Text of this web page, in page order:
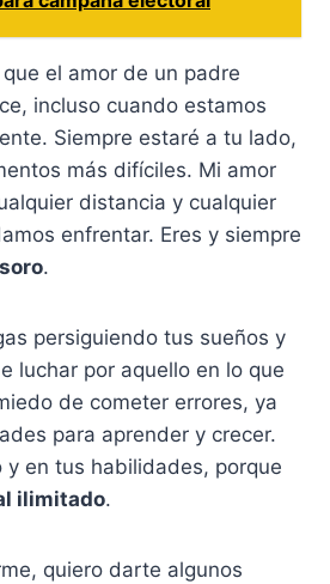
el amor de un padre
incluso cuando estamos
Siempre estaré a tu lado,
más difíciles. Mi amor
distancia y cualquier
enfrentar. Eres y siempre
.
persiguiendo tus sueños y
luchar por aquello en lo que
de cometer errores, ya
para aprender y crecer.
y en tus habilidades, porque
ilimitado.
quiero darte algunos